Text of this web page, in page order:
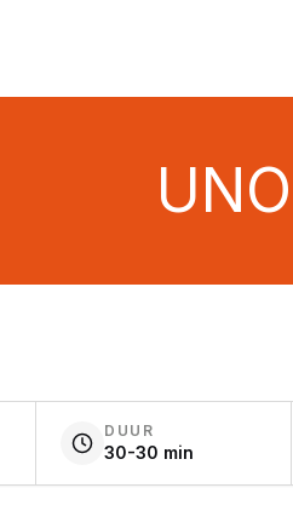
DUUR
30-30 min